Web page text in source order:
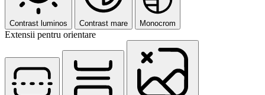
Contrast luminos Contrast mare Monocrom
Extensii pentru orientare